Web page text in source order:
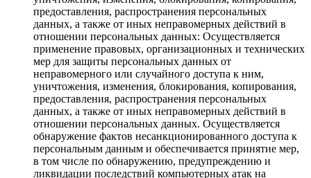
предоставления, распространения персональных
данных, а также от иных неправомерных действий в
отношении персональных данных: Осуществляется
применение правовых, организационных и технических
мер для защиты персональных данных от
неправомерного или случайного доступа к ним,
уничтожения, изменения, блокирования, копирования,
предоставления, распространения персональных
данных, а также от иных неправомерных действий в
отношении персональных данных. Осуществляется
обнаружение фактов несанкционированного доступа к
персональным данным и обеспечивается принятие мер,
в том числе по обнаружению, предупреждению и
ликвидации последствий компьютерных атак на